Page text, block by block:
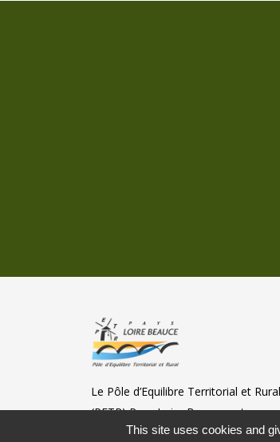
Le Pôle d’Equilibre Territorial et Rural
(PETR) Pays Loire Beauce est un
territoire rural et péri-urbain
This site uses cookies and